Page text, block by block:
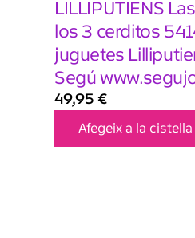
LILLIPUTIENS
los 3 cerditos
juguetes
Segú
49,95 €
Afegeix a la cistella